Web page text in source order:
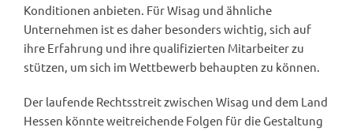
Konditionen anbieten. Für Wisag und ähnliche
Unternehmen ist es daher besonders wichtig, sich auf
ihre Erfahrung und ihre qualifizierten Mitarbeiter zu
stützen, um sich im Wettbewerb behaupten zu können.
Der laufende Rechtsstreit zwischen Wisag und dem Land
Hessen könnte weitreichende Folgen für die Gestaltung